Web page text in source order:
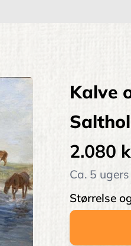
Kalve
2.080
Ca. 5
Størrelse